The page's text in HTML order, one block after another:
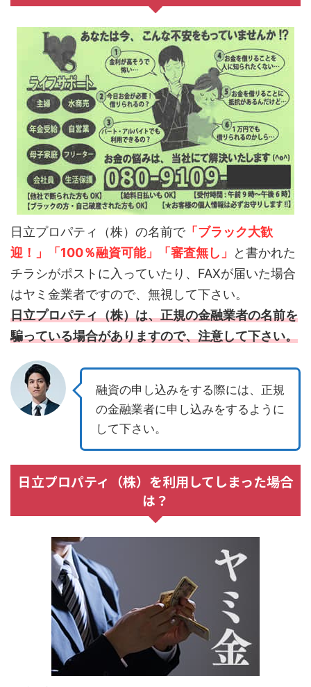
日立プロパティ（株）の名前で「ブラック大歓
迎！」「100％融資可能」「審査無し」
と書かれた
チラシがポストに入っていたり、FAXが届いた場合
はヤミ金業者ですので、無視して下さい。
日立プロパティ（株）は、正規の金融業者の名前を
騙っている場合がありますので、注意して下さい。
融資の申し込みをする際には、正規
の金融業者に申し込みをするように
して下さい。
日立プロパティ（株）を利用してしまった場合
は？